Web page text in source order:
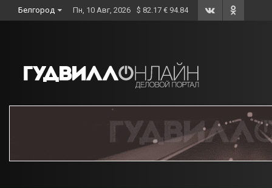
to
Белгород Пн, 10 Авг, 2026 $ 82.17 € 94.84